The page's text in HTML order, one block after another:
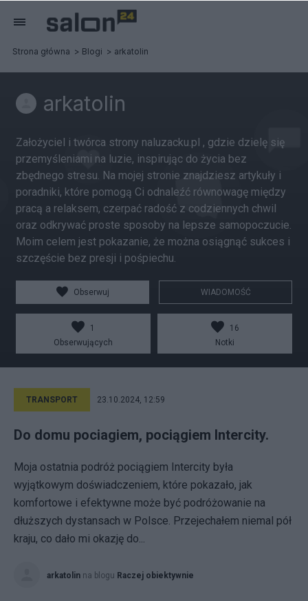
Strona główna Blogi arkatolin
arkatolin
Założyciel i twórca strony naluzacku.pl , gdzie dzielę się
przemyśleniami na luzie, inspirując do życia bez
zbędnego stresu. Na mojej stronie znajdziesz artykuły i
poradniki, które pomogą Ci odnaleźć równowagę między
pracą a relaksem, czerpać radość z codziennych chwil
oraz odkrywać proste sposoby na lepsze samopoczucie.
Moim celem jest pokazanie, że można osiągnąć sukces i
szczęście bez presji i pośpiechu.
Obserwuj WIADOMOŚĆ
1
Obserwujących
16
Notki
TRANSPORT 23.10.2024, 12:59
Do domu pociagiem, pociągiem Intercity.
Moja ostatnia podróż pociągiem Intercity była
wyjątkowym doświadczeniem, które pokazało, jak
komfortowe i efektywne może być podróżowanie na
dłuższych dystansach w Polsce. Przejechałem niemal pół
kraju, co dało mi okazję do...
arkatolin na blogu Raczej obiektywnie